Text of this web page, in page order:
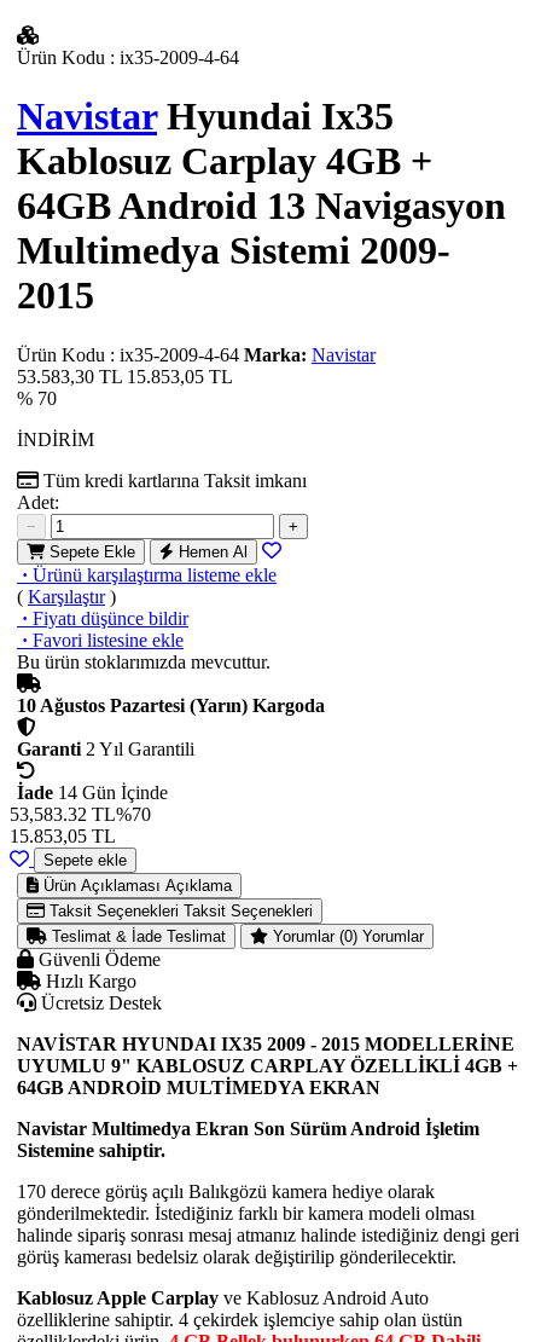
Ürün Kodu : ix35-2009-4-64
NavistarHyundai Ix35
Kablosuz Carplay 4GB +
64GB Android 13 Navigasyon
Multimedya Sistemi 2009-
2015
Ürün Kodu : ix35-2009-4-64 Marka: Navistar
53.583,30 TL 15.853,05 TL
% 70
İNDİRİM
Tüm kredi kartlarına Taksit imkanı
Adet:
−
+
Sepete Ekle
Hemen Al
· Ürünü karşılaştırma listeme ekle
( Karşılaştır)
· Fiyatı düşünce bildir
· Favori listesine ekle
Bu ürün stoklarımızda mevcuttur.
10 Ağustos Pazartesi (Yarın) Kargoda
Garanti 2 Yıl Garantili
İade 14 Gün İçinde
53,583.32 TL%70
15.853,05 TL
Sepete ekle
Ürün Açıklaması Açıklama
Taksit Seçenekleri Taksit Seçenekleri
Teslimat & İade Teslimat Yorumlar (0) Yorumlar
Güvenli Ödeme
Hızlı Kargo
Ücretsiz Destek
NAVİSTAR HYUNDAI IX35 2009 - 2015 MODELLERİNE
UYUMLU 9" KABLOSUZ CARPLAY ÖZELLİKLİ 4GB +
64GB ANDROİD MULTİMEDYA EKRAN
Navistar Multimedya Ekran Son Sürüm Android İşletim
Sistemine sahiptir.
170 derece görüş açılı Balıkgözü kamera hediye olarak
gönderilmektedir. İstediğiniz farklı bir kamera modeli olması
halinde sipariş sonrası mesaj atmanız halinde istediğiniz dengi geri
görüş kamerası bedelsiz olarak değiştirilip gönderilecektir.
Kablosuz Apple Carplay ve Kablosuz Android Auto
özelliklerine sahiptir. 4 çekirdek işlemciye sahip olan üstün